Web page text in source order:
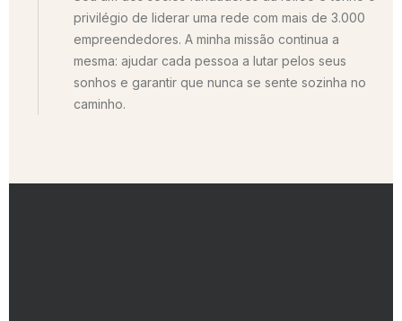
privilégio de liderar uma rede com mais de 3.000
empreendedores. A minha missão continua a
mesma: ajudar cada pessoa a lutar pelos seus
sonhos e garantir que nunca se sente sozinha no
caminho.